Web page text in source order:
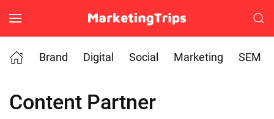
Skip to main content
Brand
Digital Social Marketing SEM
Content Partner